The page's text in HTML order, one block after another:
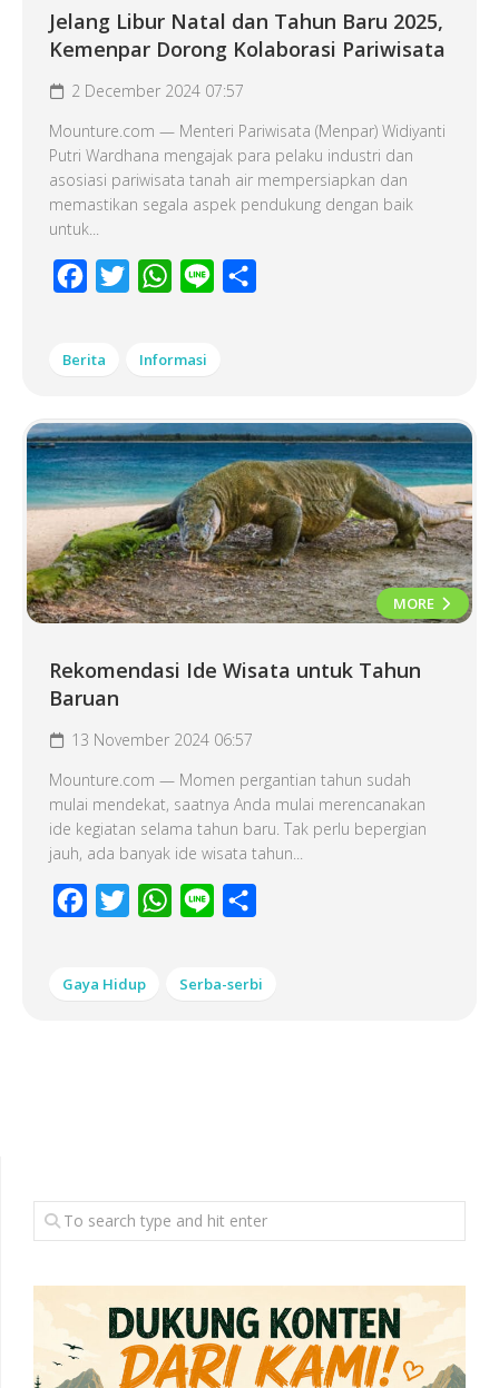
Jelang Libur Natal dan Tahun Baru 2025,
Kemenpar Dorong Kolaborasi Pariwisata
2 December 2024 07:57
Mounture.com — Menteri Pariwisata (Menpar) Widiyanti
Putri Wardhana mengajak para pelaku industri dan
asosiasi pariwisata tanah air mempersiapkan dan
memastikan segala aspek pendukung dengan baik
untuk...
Facebook
Twitter WhatsApp
Line
Berita Informasi
MORE
Rekomendasi Ide Wisata untuk Tahun
Baruan
13 November 2024 06:57
Mounture.com — Momen pergantian tahun sudah
mulai mendekat, saatnya Anda mulai merencanakan
ide kegiatan selama tahun baru. Tak perlu bepergian
jauh, ada banyak ide wisata tahun...
Facebook
Twitter WhatsApp
Line
Gaya Hidup Serba-serbi